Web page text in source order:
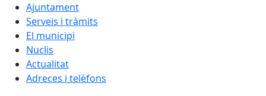
Ajuntament
Serveis i tràmits
El municipi
Nuclis
Actualitat
Adreces i telèfons